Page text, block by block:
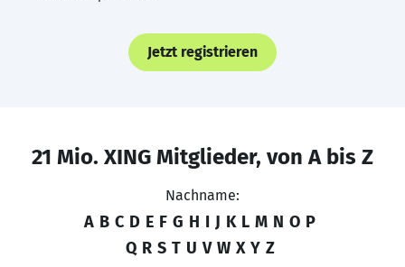
Jetzt registrieren
21 Mio. XING Mitglieder, von A bis Z
Nachname:
A B C D E F G H I J K L M N O P
Q R S T U V W X Y Z